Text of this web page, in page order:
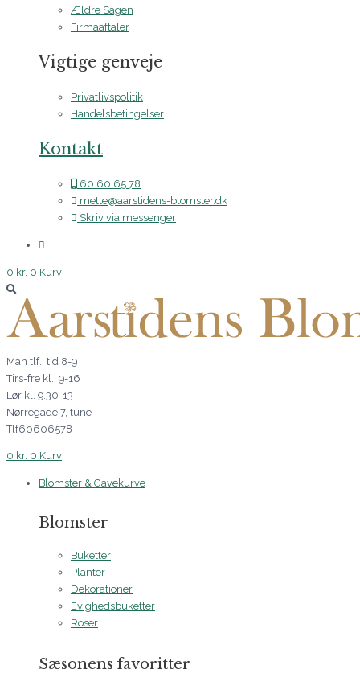
Ældre Sagen
Firmaaftaler
Vigtige genveje
Privatlivspolitik
Handelsbetingelser
Kontakt
60 60 65 78
mette@aarstidens-blomster.dk
Skriv via messenger
0 kr. 0 Kurv
Man tlf.: tid 8-9
Tirs-fre kl.: 9-16
Lør kl. 9.30-13
Nørregade 7, tune
Tlf60606578
0 kr. 0 Kurv
Blomster & Gavekurve
Blomster
Buketter
Planter
Dekorationer
Evighedsbuketter
Roser
Sæsonens favoritter